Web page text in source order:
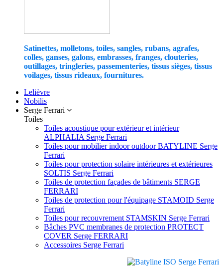
Satinettes, molletons, toiles, sangles, rubans, agrafes,
colles, ganses, galons, embrasses, franges, clouteries,
outillages, tringleries, passementeries, tissus sièges, tissus
voilages, tissus rideaux, fournitures.
Lelièvre
Nobilis
Serge Ferrari
Toiles
Toiles acoustique pour extérieur et intérieur
ALPHALIA Serge Ferrari
Toiles pour mobilier indoor outdoor BATYLINE Serge
Ferrari
Toiles pour protection solaire intérieures et extérieures
SOLTIS Serge Ferrari
Toiles de protection façades de bâtiments SERGE
FERRARI
Toiles de protection pour l'équipage STAMOID Serge
Ferrari
Toiles pour recouvrement STAMSKIN Serge Ferrari
Bâches PVC membranes de protection PROTECT
COVER Serge FERRARI
Accessoires Serge Ferrari